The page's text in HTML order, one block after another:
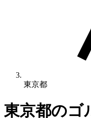
東京都
東京都のゴ